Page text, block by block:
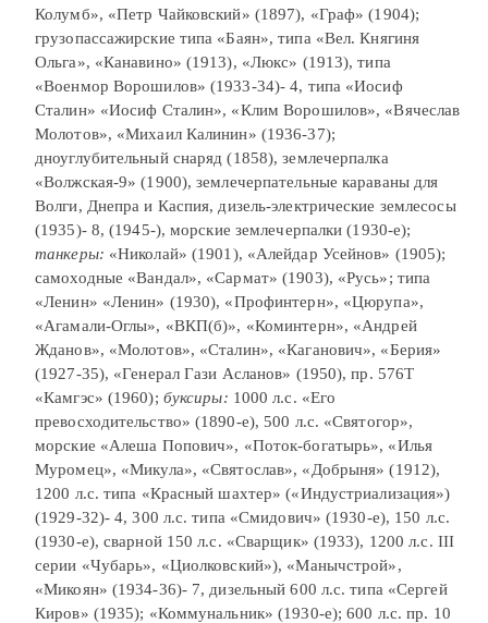
Колумб», «Петр Чайковский» (1897), «Граф» (1904);
грузопассажирские типа «Баян», типа «Вел. Княгиня
Ольга», «Канавино» (1913), «Люкс» (1913), типа
«Военмор Ворошилов» (1933-34)- 4, типа «Иосиф
Сталин» «Иосиф Сталин», «Клим Ворошилов», «Вячеслав
Молотов», «Михаил Калинин» (1936-37);
дноуглубительный снаряд (1858), землечерпалка
«Волжская-9» (1900), землечерпательные караваны для
Волги, Днепра и Каспия, дизель-электрические землесосы
(1935)- 8, (1945-), морские землечерпалки (1930-е);
танкеры: «Николай» (1901), «Алейдар Усейнов» (1905);
самоходные «Вандал», «Сармат» (1903), «Русь»; типа
«Ленин» «Ленин» (1930), «Профинтерн», «Цюрупа»,
«Агамали-Оглы», «ВКП(б)», «Коминтерн», «Андрей
Жданов», «Молотов», «Сталин», «Каганович», «Берия»
(1927-35), «Генерал Гази Асланов» (1950), пр. 576Т
«Камгэс» (1960); буксиры: 1000 л.с. «Его
превосходительство» (1890-е), 500 л.с. «Святогор»,
морские «Алеша Попович», «Поток-богатырь», «Илья
Муромец», «Микула», «Святослав», «Добрыня» (1912),
1200 л.с. типа «Красный шахтер» («Индустриализация»)
(1929-32)- 4, 300 л.с. типа «Смидович» (1930-е), 150 л.с.
(1930-е), сварной 150 л.с. «Сварщик» (1933), 1200 л.с. III
серии «Чубарь», «Циолковский»), «Манычстрой»,
«Микоян» (1934-36)- 7, дизельный 600 л.с. типа «Сергей
Киров» (1935); «Коммунальник» (1930-е); 600 л.с. пр. 10